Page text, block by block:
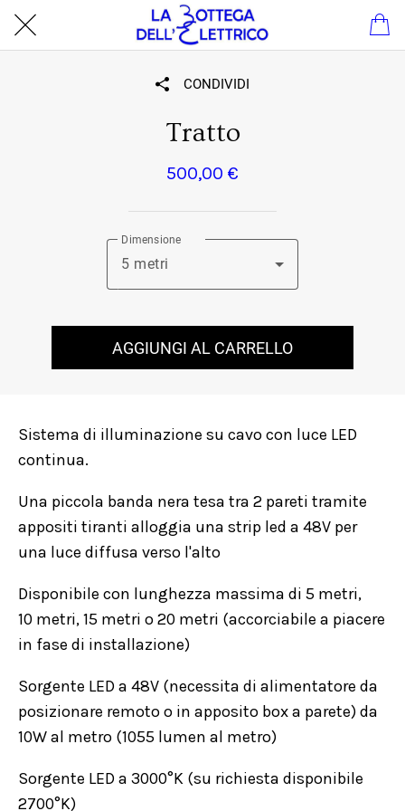
CONDIVIDI
Tratto
500,00 €
Dimensione
5 metri
AGGIUNGI AL CARRELLO
Sistema di illuminazione su cavo con luce LED
continua.
Una piccola banda nera tesa tra 2 pareti tramite
appositi tiranti alloggia una strip led a 48V per
una luce diffusa verso l'alto
Disponibile con lunghezza massima di 5 metri,
10 metri, 15 metri o 20 metri (accorciabile a piacere
in fase di installazione)
Sorgente LED a 48V (necessita di alimentatore da
posizionare remoto o in apposito box a parete) da
10W al metro (1055 lumen al metro)
Sorgente LED a 3000°K (su richiesta disponibile
2700°K)